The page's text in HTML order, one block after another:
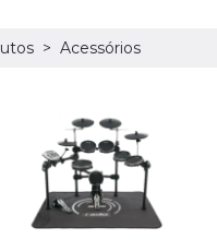
Acessórios